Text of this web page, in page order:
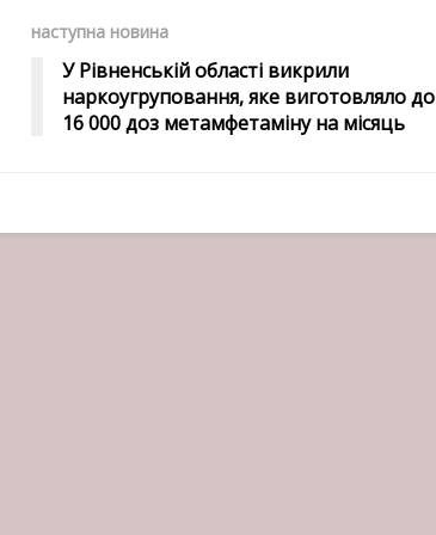
наступна новина
У Рівненській області викрили
наркоугруповання, яке виготовляло до
16 000 доз метамфетаміну на місяць